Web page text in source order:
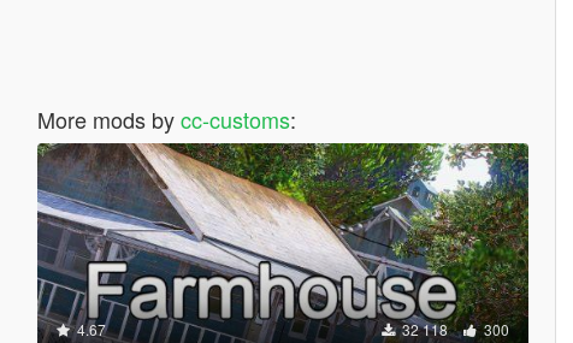
More mods bycc-customs:
4.67 32 118 300